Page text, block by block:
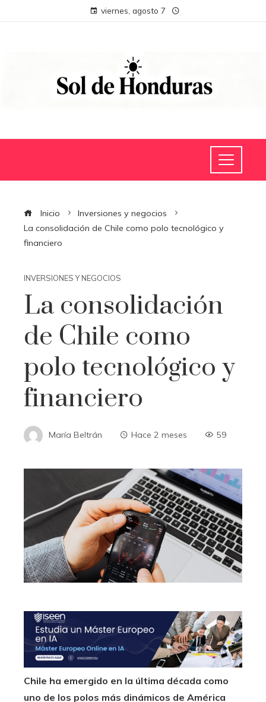
viernes, agosto 7
Inicio
Inversiones y negocios
La consolidación de Chile como polo tecnológico y
financiero
INVERSIONES Y NEGOCIOS
La consolidación
de Chile como
polo tecnológico y
financiero
María Beltrán Hace 2 meses 59
Chile ha emergido en la última década como
uno de los polos más dinámicos de América